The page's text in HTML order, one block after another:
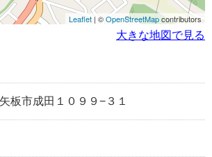
Leaflet | ©OpenStreetMapcontributors
大きな地図で見る
板市成田１０９９−３１